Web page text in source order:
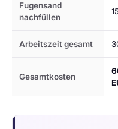
Fugensand
nachfüllen
Arbeitszeit gesamt
Gesamtkosten